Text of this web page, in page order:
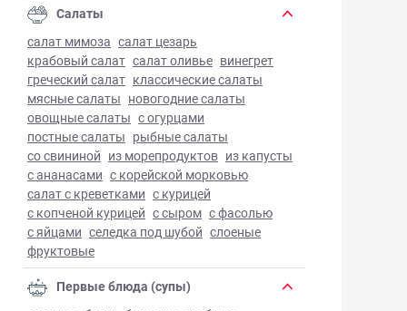
Салаты
салат мимоза салат цезарь
крабовый салат салат оливье винегрет
греческий салат классические салаты
мясные салаты новогодние салаты
овощные салаты с огурцами
постные салаты рыбные салаты
со свининой из морепродуктов из капусты
с ананасами с корейской морковью
салат с креветками с курицей
с копченой курицей с сыром с фасолью
с яйцами селедка под шубой слоеные
фруктовые
Первые блюда (супы)